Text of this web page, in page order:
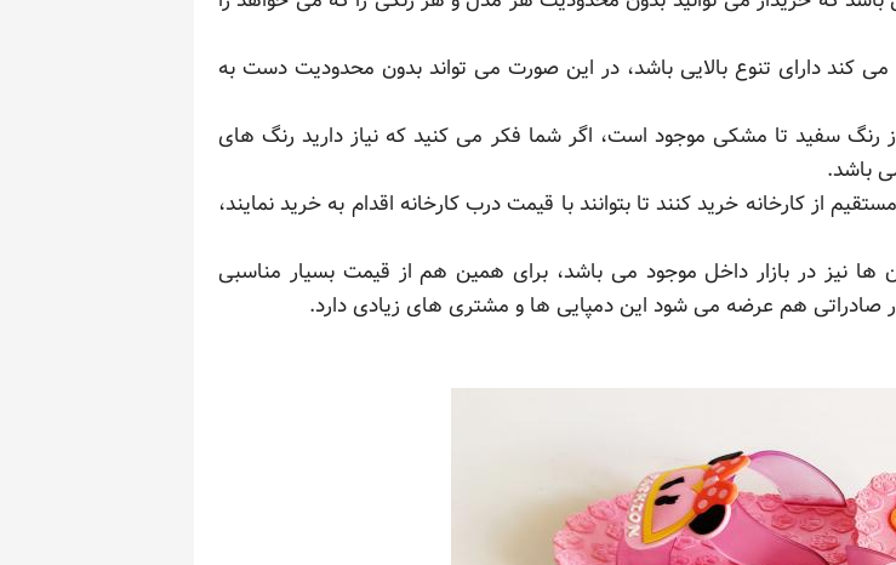
کند دارای تنوع بالایی باشد، در این صورت می تواند بدون محدودیت دست به
رنگ سفید تا مشکی موجود است، اگر شما فکر می کنید که نیاز دارید رنگ های
باشد.
از کارخانه خرید کنند تا بتوانند با قیمت درب کارخانه اقدام به خرید نمایند،
ها نیز در بازار داخل موجود می باشد، برای همین هم از قیمت بسیار مناسبی
صادراتی هم عرضه می شود این دمپایی ها و مشتری های زیادی دارد.